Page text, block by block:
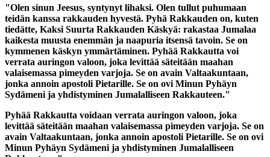
"Olen sinun Jeesus, syntynyt lihaksi. Olen tullut puhumaan
teidän kanssa rakkauden hyvestä. Pyhä Rakkauden on, kuten
tiedätte, Kaksi Suurta Rakkauden Käskyä: rakastaa Jumalaa
kaikesta muusta enemmän ja naapuria itsensä tavoin. Se on
kymmenen käskyn ymmärtäminen. Pyhää Rakkautta voi
verrata auringon valoon, joka levittää säteitään maahan
valaisemassa pimeyden varjoja. Se on avain Valtaakuntaan,
jonka annoin apostoli Pietarille. Se on ovi Minun Pyhäyn
Sydämeni ja yhdistyminen Jumalalliseen Rakkauteen."
Pyhää Rakkautta voidaan verrata auringon valoon, joka
levittää säteitään maahan valaisemassa pimeyden varjoja. Se on
avain Valtaakuntaan, jonka annoin apostoli Pietarille. Se on ovi
Minun Pyhäyn Sydämeni ja yhdistyminen Jumalalliseen